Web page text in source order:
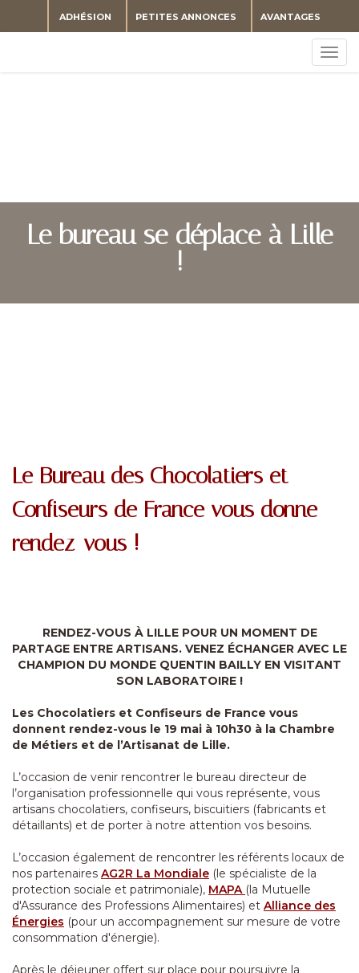
AVANTAGES
PETITES ANNONCES
ADHÉSION
Le bureau se déplace à Lille
!
Le Bureau des Chocolatiers et
Confiseurs de France vous donne
rendez-vous !
RENDEZ-VOUS À LILLE POUR UN MOMENT DE
PARTAGE ENTRE ARTISANS. VENEZ ÉCHANGER AVEC LE
CHAMPION DU MONDE QUENTIN BAILLY EN VISITANT
SON LABORATOIRE !
Les Chocolatiers et Confiseurs de France vous
donnent rendez-vous le 19 mai à 10h30 à la Chambre
de Métiers et de l’Artisanat de Lille.
L’occasion de venir rencontrer le bureau directeur de
l’organisation professionnelle qui vous représente, vous
artisans chocolatiers, confiseurs, biscuitiers (fabricants et
détaillants) et de porter à notre attention vos besoins.
L’occasion également de rencontrer les référents locaux de
nos partenaires AG2R La Mondiale (le spécialiste de la
protection sociale et patrimoniale), MAPA (la Mutuelle
d'Assurance des Professions Alimentaires) et Alliance des
Énergies (pour un accompagnement sur mesure de votre
consommation d'énergie).
Après le déjeuner offert sur place pour poursuivre la